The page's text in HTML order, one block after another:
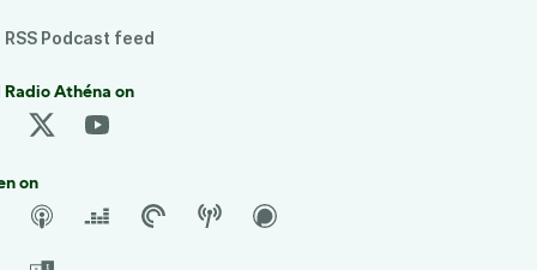
RSS Podcast feed
Radio Athéna on
on